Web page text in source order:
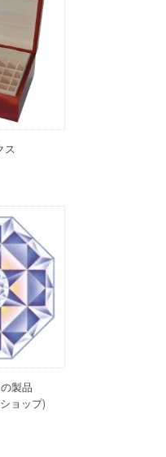
ス
製品
ョップ)